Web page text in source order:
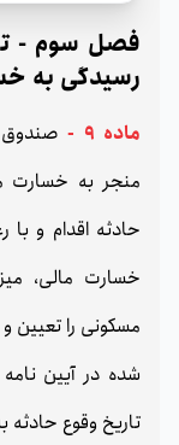
فصل سوم -
رسیدگی به
ماده 9 -
صندوق
منجر به خسارت
حادثه اقدام و
خسارت مالی،
مسکونی را تعیین
تاریخ وقوع حادثه